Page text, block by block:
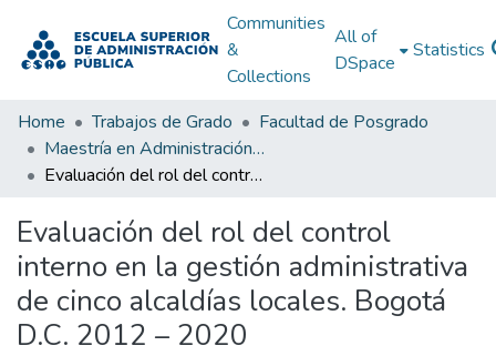
Communities
&
Collections
All of
DSpace
Statistics
Home Trabajos de Grado
Facultad de Posgrado
Maestría en Administración Pública
Evaluación del rol del control interno en la gestión administrativa de cinco alcaldías locales. Bogotá D.C. 2012 – 2020
Evaluación del rol del control
interno en la gestión administrativa
de cinco alcaldías locales. Bogotá
D.C. 2012 – 2020